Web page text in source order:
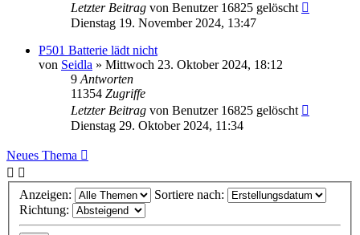
Letzter Beitrag von Benutzer 16825 gelöscht
Dienstag 19. November 2024, 13:47
P501 Batterie lädt nicht
von Seidla » Mittwoch 23. Oktober 2024, 18:12
9 Antworten
11354 Zugriffe
Letzter Beitrag von Benutzer 16825 gelöscht
Dienstag 29. Oktober 2024, 11:34
Neues Thema
Anzeigen:
Sortiere nach:
Richtung: